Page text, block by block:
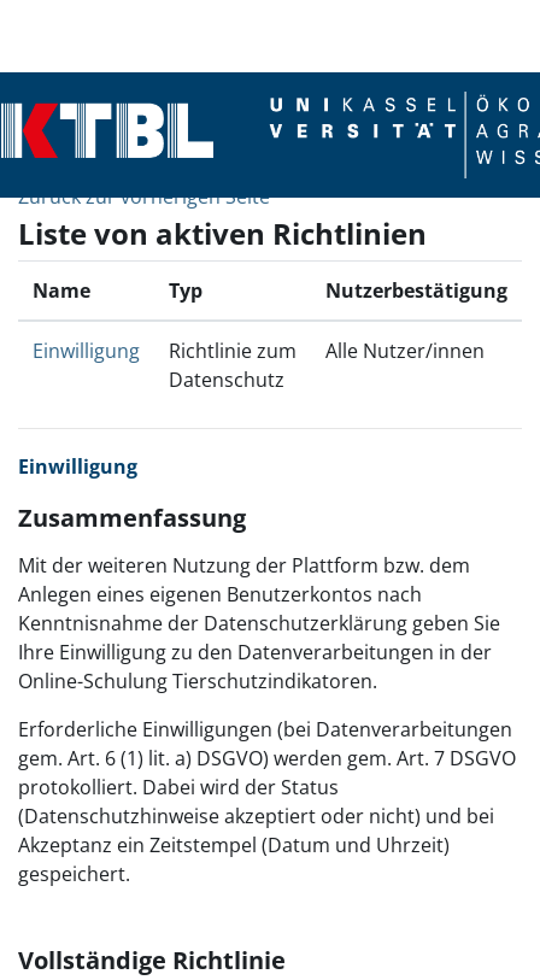
Zurück zur vorherigen Seite
Liste von aktiven Richtlinien
Name Typ Nutzerbestätigung
Einwilligung
Richtlinie zum
Datenschutz
Alle Nutzer/innen
Einwilligung
Zusammenfassung
Mit der weiteren Nutzung der Plattform bzw. dem
Anlegen eines eigenen Benutzerkontos nach
Kenntnisnahme der Datenschutzerklärung geben Sie
Ihre Einwilligung zu den Datenverarbeitungen in der
Online-Schulung Tierschutzindikatoren.
Erforderliche Einwilligungen (bei Datenverarbeitungen
gem. Art. 6 (1) lit. a) DSGVO) werden gem. Art. 7 DSGVO
protokolliert. Dabei wird der Status
(Datenschutzhinweise akzeptiert oder nicht) und bei
Akzeptanz ein Zeitstempel (Datum und Uhrzeit)
gespeichert.
Vollständige Richtlinie